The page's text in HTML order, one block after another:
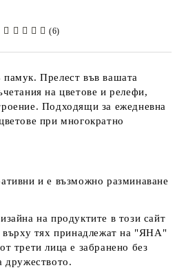
(6)
Прелест във вашата
на цветове и релефи,
Подходящи за ежедневна
при многократно
и е възможно разминаване
на продуктите в този сайт
върху тях принадлежат на "ЯНА"
трети лица е забранено без
дружеството.